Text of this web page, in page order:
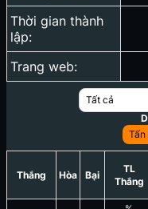
Thời gian thành
lập:
Trang web:
Tất cả
Tấn
Thắng Hòa Bại
TL
Thắng